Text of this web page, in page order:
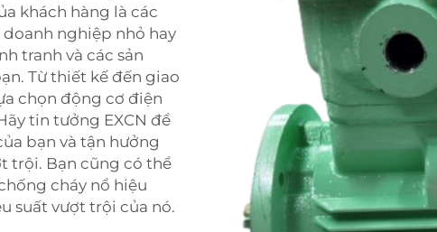
khách hàng là các
nghiệp nhỏ hay
tranh và các sản
Từ thiết kế đến giao
chọn động cơ điện
tin tưởng EXCN để
bạn và tận hưởng
trội. Bạn cũng có thể
cháy nổ hiệu
suất vượt trội của nó.